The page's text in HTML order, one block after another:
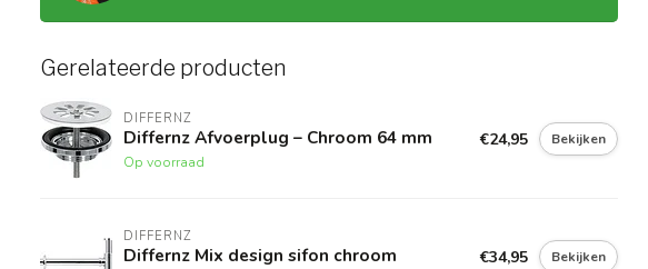
Gerelateerde producten
DIFFERNZ
Differnz Afvoerplug – Chroom 64 mm
Op voorraad
€24,95 Bekijken
DIFFERNZ
Differnz Mix design sifon chroom €34,95 Bekijken